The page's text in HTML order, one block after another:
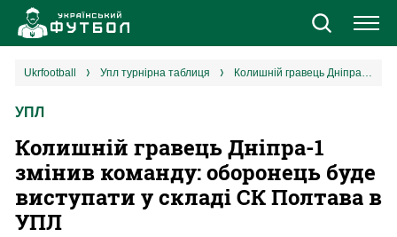
Новини
Єврокубки
УПЛ
ukrfootball упл турнірна таблиця Колишній гравець Дніпра-1 змінив команду: оборонець буде виступати у складі СК Полтава в УПЛ
УПЛ
Колишній гравець Дніпра-1
змінив команду: оборонець буде
виступати у складі СК Полтава в
УПЛ